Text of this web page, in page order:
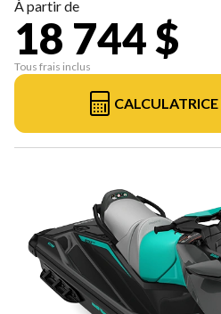
À partir de
18 744 $
Tous frais inclus